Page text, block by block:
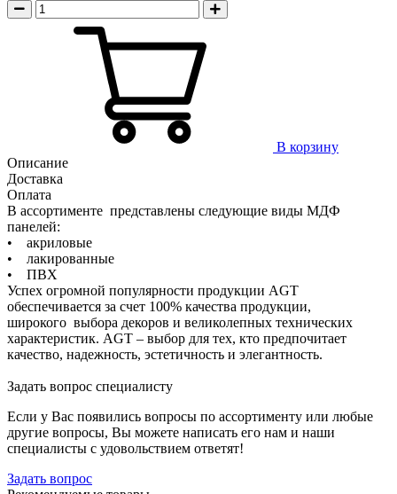
В корзину
Описание
Доставка
Оплата
В ассортименте представлены следующие виды МДФ
панелей:
• акриловые
• лакированные
• ПВХ
Успех огромной популярности продукции AGT
обеспечивается за счет 100% качества продукции,
широкого выбора декоров и великолепных технических
характеристик. AGT – выбор для тех, кто предпочитает
качество, надежность, эстетичность и элегантность.
Задать вопрос специалисту
Если у Вас появились вопросы по ассортименту или любые
другие вопросы, Вы можете написать его нам и наши
специалисты с удовольствием ответят!
Задать вопрос